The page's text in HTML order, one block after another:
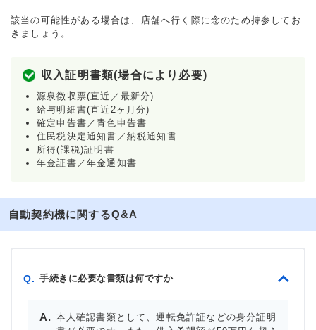
該当の可能性がある場合は、店舗へ行く際に念のため持参してお
きましょう。
収入証明書類(場合により必要)
源泉徴収票(直近／最新分)
給与明細書(直近2ヶ月分)
確定申告書／青色申告書
住民税決定通知書／納税通知書
所得(課税)証明書
年金証書／年金通知書
自動契約機に関するQ&A
Q. 手続きに必要な書類は何ですか
本人確認書類として、運転免許証などの身分証明